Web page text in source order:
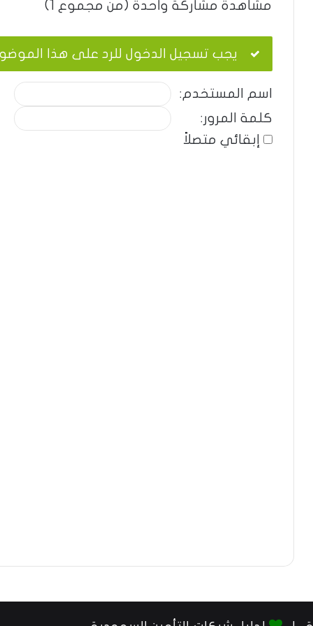
مشاهدة مشاركة واحدة (من مجموع 1)
يجب تسجيل الدخول للرد على هذا
اسم المستخدم:
كلمة المرور:
إبقائي متصلاً